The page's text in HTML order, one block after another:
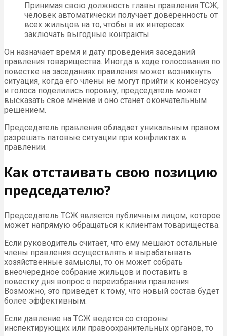
Принимая свою должность главы правления ТСЖ,
человек автоматически получает доверенность от
всех жильцов на то, чтобы в их интересах
заключать выгодные контракты.
Он назначает время и дату проведения заседаний
правления товарищества. Иногда в ходе голосования по
повестке на заседаниях правления может возникнуть
ситуация, когда его члены не могут прийти к консенсусу
и голоса поделились поровну, председатель может
высказать свое мнение и оно станет окончательным
решением.
Председатель правления обладает уникальным правом
разрешать патовые ситуации при конфликтах в
правлении.
Как отстаивать свою позицию
председателю?
Председатель ТСЖ является публичным лицом, которое
может напрямую обращаться к клиентам товарищества.
Если руководитель считает, что ему мешают остальные
члены правления осуществлять и вырабатывать
хозяйственные замыслы, то он может собрать
внеочередное собрание жильцов и поставить в
повестку дня вопрос о переизбрании правления.
Возможно, это приведет к тому, что новый состав будет
более эффективным.
Если давление на ТСЖ ведется со стороны
инспектирующих или правоохранительных органов, то